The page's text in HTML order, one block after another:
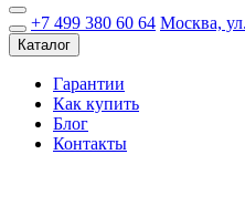
+7 499 380 60 64 Москва,
Каталог
Гарантии
Как купить
Блог
Контакты